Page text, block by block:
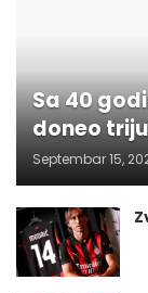
Sa 40
doneo
Septembar 15,